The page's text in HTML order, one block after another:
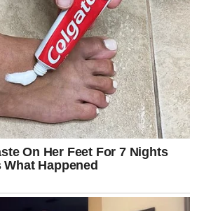
petnaestak minuta prije nego što
ulijte vodu s češnjakom u bocu s
sprej na sva mjesta okupljanja
svakodnevnim ponavljanjem ove
obranu od bilo kakvih uljeza.
vrtu.
protiv mrava u vrtu, ovaj recept
ima izrazito jak miris, njegova moć s
Posljedično, sposobnost mrava za
što u konačnici ugrožava njihov